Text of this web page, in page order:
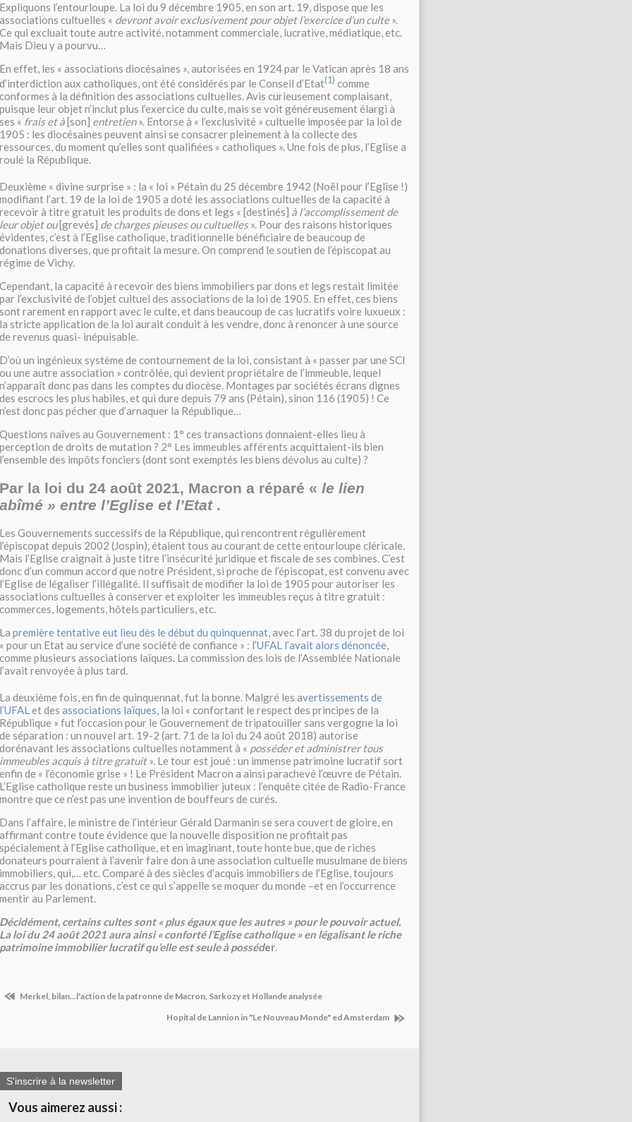
Expliquons l’entourloupe. La loi du 9 décembre 1905, en son art. 19, dispose que les
associations cultuelles « devront avoir exclusivement pour objet l’exercice d’un culte».
Ce qui excluait toute autre activité, notamment commerciale, lucrative, médiatique, etc.
Mais Dieu y a pourvu…
En effet, les « associations diocésaines », autorisées en 1924 par le Vatican après 18 ans
d’interdiction aux catholiques, ont été considérés par le Conseil d’Etat(1) comme
conformes à la définition des associations cultuelles. Avis curieusement complaisant,
puisque leur objet n’inclut plus l’exercice du culte, mais se voit généreusement élargi à
ses « frais et à [son] entretien». Entorse à « l’exclusivité » cultuelle imposée par la loi de
1905 : les diocésaines peuvent ainsi se consacrer pleinement à la collecte des
ressources, du moment qu’elles sont qualifiées « catholiques ». Une fois de plus, l’Eglise a
roulé la République.
Deuxième « divine surprise » : la « loi » Pétain du 25 décembre 1942 (Noël pour l’Eglise !)
modifiant l’art. 19 de la loi de 1905 a doté les associations cultuelles de la capacité à
recevoir à titre gratuit les produits de dons et legs « [destinés] à l’accomplissement de
leur objet ou [grevés] de charges pieuses ou cultuelles ». Pour des raisons historiques
évidentes, c’est à l’Eglise catholique, traditionnelle bénéficiaire de beaucoup de
donations diverses, que profitait la mesure. On comprend le soutien de l’épiscopat au
régime de Vichy.
Cependant, la capacité à recevoir des biens immobiliers par dons et legs restait limitée
par l’exclusivité de l’objet cultuel des associations de la loi de 1905. En effet, ces biens
sont rarement en rapport avec le culte, et dans beaucoup de cas lucratifs voire luxueux :
la stricte application de la loi aurait conduit à les vendre, donc à renoncer à une source
de revenus quasi- inépuisable.
D’où un ingénieux système de contournement de la loi, consistant à « passer par une SCI
ou une autre association » contrôlée, qui devient propriétaire de l’immeuble, lequel
n’apparaît donc pas dans les comptes du diocèse. Montages par sociétés écrans dignes
des escrocs les plus habiles, et qui dure depuis 79 ans (Pétain), sinon 116 (1905) ! Ce
n’est donc pas pécher que d’arnaquer la République…
Questions naïves au Gouvernement : 1° ces transactions donnaient-elles lieu à
perception de droits de mutation ? 2° Les immeubles afférents acquittaient-ils bien
l’ensemble des impôts fonciers (dont sont exemptés les biens dévolus au culte) ?
Par la loi du 24 août 2021, Macron a réparé « le lien
abîmé » entre l’Eglise et l’Etat.
Les Gouvernements successifs de la République, qui rencontrent régulièrement
l’épiscopat depuis 2002 (Jospin), étaient tous au courant de cette entourloupe cléricale.
Mais l’Eglise craignait à juste titre l’insécurité juridique et fiscale de ses combines. C’est
donc d’un commun accord que notre Président, si proche de l’épiscopat, est convenu avec
l’Eglise de légaliser l’illégalité. Il suffisait de modifier la loi de 1905 pour autoriser les
associations cultuelles à conserver et exploiter les immeubles reçus à titre gratuit :
commerces, logements, hôtels particuliers, etc.
La première tentative eut lieu dès le début du quinquennat, avec l’art. 38 du projet de loi
« pour un Etat au service d’une société de confiance » : l’UFAL l’avait alors dénoncée,
comme plusieurs associations laïques. La commission des lois de l’Assemblée Nationale
l’avait renvoyée à plus tard.
La deuxième fois, en fin de quinquennat, fut la bonne. Malgré les avertissements de
l’UFALet des associations laïques, la loi « confortant le respect des principes de la
République » fut l’occasion pour le Gouvernement de tripatouiller sans vergogne la loi
de séparation : un nouvel art. 19-2 (art. 71 de la loi du 24 août 2018) autorise
dorénavant les associations cultuelles notamment à « posséder et administrer tous
immeubles acquis à titre gratuit». Le tour est joué : un immense patrimoine lucratif sort
enfin de « l’économie grise » ! Le Président Macron a ainsi parachevé l’œuvre de Pétain.
L’Eglise catholique reste un business immobilier juteux : l’enquête citée de Radio-France
montre que ce n’est pas une invention de bouffeurs de curés.
Dans l’affaire, le ministre de l’intérieur Gérald Darmanin se sera couvert de gloire, en
affirmant contre toute évidence que la nouvelle disposition ne profitait pas
spécialement à l’Eglise catholique, et en imaginant, toute honte bue, que de riches
donateurs pourraient à l’avenir faire don à une association cultuelle musulmane de biens
immobiliers, qui,… etc. Comparé à des siècles d’acquis immobiliers de l’Eglise, toujours
accrus par les donations, c’est ce qui s’appelle se moquer du monde –et en l’occurrence
mentir au Parlement.
Décidément, certains cultes sont « plus égaux que les autres » pour le pouvoir actuel.
La loi du 24 août 2021 aura ainsi « conforté l’Eglise catholique » en légalisant le riche
patrimoine immobilier lucratif qu’elle est seule à posséder.
Merkel, bilan...l'action de la patronne de Macron, Sarkozy et Hollande analysée
Hopital de Lannion in "Le Nouveau Monde" ed Amsterdam
S'inscrire à la newsletter
Vous aimerez aussi :